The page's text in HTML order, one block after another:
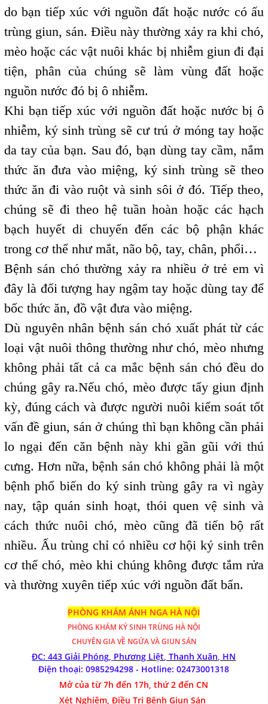
do bạn tiếp xúc với nguồn đất hoặc nước có ấu
trùng giun, sán. Điều này thường xảy ra khi chó,
mèo hoặc các vật nuôi khác bị nhiễm giun đi đại
tiện, phân của chúng sẽ làm vùng đất hoặc
nguồn nước đó bị ô nhiễm.
Khi bạn tiếp xúc với nguồn đất hoặc nước bị ô
nhiễm, ký sinh trùng sẽ cư trú ở móng tay hoặc
da tay của bạn. Sau đó, bạn dùng tay cầm, nắm
thức ăn đưa vào miệng, ký sinh trùng sẽ theo
thức ăn đi vào ruột và sinh sôi ở đó. Tiếp theo,
chúng sẽ đi theo hệ tuần hoàn hoặc các hạch
bạch huyết di chuyển đến các bộ phận khác
trong cơ thể như mắt, não bộ, tay, chân, phổi…
Bệnh sán chó thường xảy ra nhiều ở trẻ em vì
đây là đối tượng hay ngậm tay hoặc dùng tay để
bốc thức ăn, đồ vật đưa vào miệng.
Dù nguyên nhân bệnh sán chó xuất phát từ các
loại vật nuôi thông thường như chó, mèo nhưng
không phải tất cả ca mắc bệnh sán chó đều do
chúng gây ra.Nếu chó, mèo được tẩy giun định
kỳ, đúng cách và được người nuôi kiểm soát tốt
vấn đề giun, sán ở chúng thì bạn không cần phải
lo ngại đến căn bệnh này khi gần gũi với thú
cưng. Hơn nữa, bệnh sán chó không phải là một
bệnh phổ biến do ký sinh trùng gây ra vì ngày
nay, tập quán sinh hoạt, thói quen vệ sinh và
cách thức nuôi chó, mèo cũng đã tiến bộ rất
nhiều. Ấu trùng chỉ có nhiều cơ hội ký sinh trên
cơ thể chó, mèo khi chúng không được tắm rửa
và thường xuyên tiếp xúc với nguồn đất bẩn.
PHÒNG KHÁM ÁNH NGA HÀ NỘI
PHÒNG KHÁM KÝ SINH TRÙNG HÀ NỘI
CHUYÊN GIA VỀ NGỨA VÀ GIUN SÁN
ĐC: 443 Giải Phóng, Phương Liệt, Thanh Xuân, HN
Điện thoại: 0985294298 - Hotline:02473001318
Mở của từ 7h đến 17h, thứ 2 đến CN
Xét Nghiệm, Điều Trị Bệnh Giun Sán